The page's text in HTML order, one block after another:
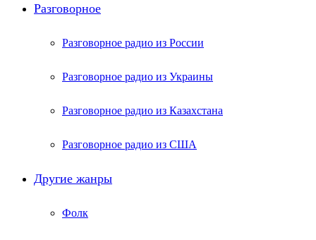
Разговорное
Разговорное радио из России
Разговорное радио из Украины
Разговорное радио из Казахстана
Разговорное радио из США
Другие жанры
Фолк